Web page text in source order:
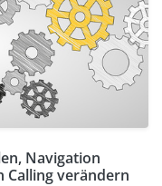
Navigation
Calling verändern